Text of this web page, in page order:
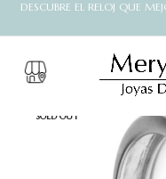
DESCUBRE EL RELOJ QUE
SOLD OUT